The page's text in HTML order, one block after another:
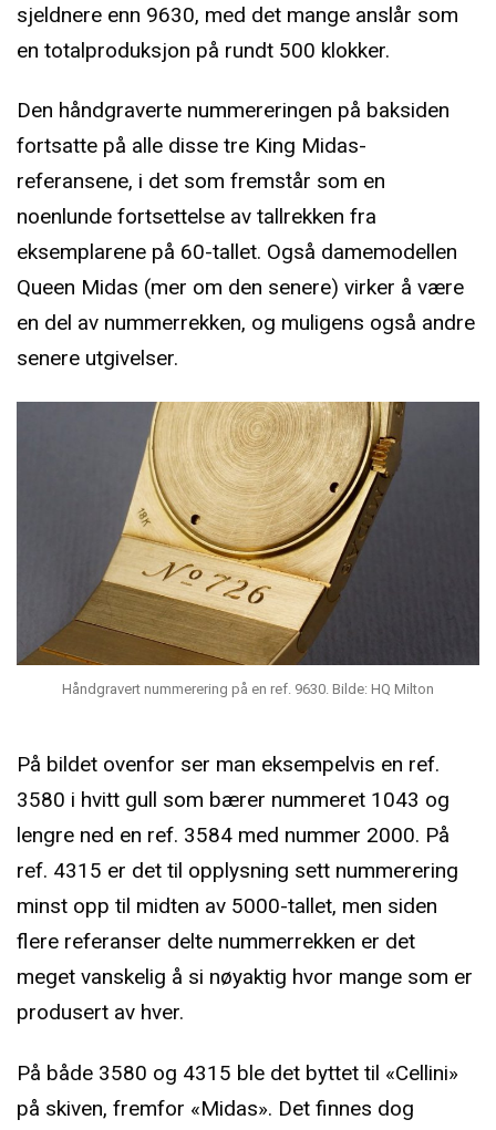
sjeldnere enn 9630, med det mange anslår som
en totalproduksjon på rundt 500 klokker.
Den håndgraverte nummereringen på baksiden
fortsatte på alle disse tre King Midas-
referansene, i det som fremstår som en
noenlunde fortsettelse av tallrekken fra
eksemplarene på 60-tallet. Også damemodellen
Queen Midas (mer om den senere) virker å være
en del av nummerrekken, og muligens også andre
senere utgivelser.
Håndgravert nummerering på en ref. 9630. Bilde: HQ Milton
På bildet ovenfor ser man eksempelvis en ref.
3580 i hvitt gull som bærer nummeret 1043 og
lengre ned en ref. 3584 med nummer 2000. På
ref. 4315 er det til opplysning sett nummerering
minst opp til midten av 5000-tallet, men siden
flere referanser delte nummerrekken er det
meget vanskelig å si nøyaktig hvor mange som er
produsert av hver.
På både 3580 og 4315 ble det byttet til «Cellini»
på skiven, fremfor «Midas». Det finnes dog